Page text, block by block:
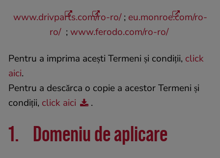
www.drivparts.com/ro-ro/; eu.monroe.com/ro-
ro/ ; www.ferodo.com/ro-ro/
Pentru a imprima acești Termeni și condiții, click
aici.
Pentru a descărca o copie a acestor Termeni și
condiții, click aici .
1. Domeniu de aplicare